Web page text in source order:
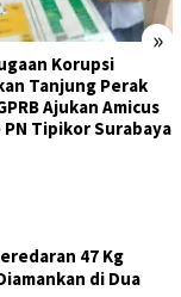
»
Korupsi
Tanjung Perak
Ajukan Amicus
PN Tipikor Surabaya
47 Kg
di Dua